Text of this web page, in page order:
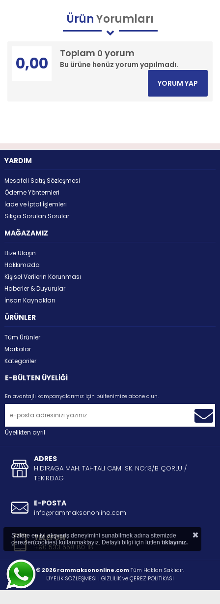
ÜrünYorumları
Toplam 0 yorum
Bu ürüne henüz yorum yapılmadı.
0,00
YORUM YAP
YARDIM
Mesafeli Satış Sözleşmesi
Ödeme Yöntemleri
İade ve İptal İşlemleri
Sıkça Sorulan Sorular
MAĞAZAMIZ
Bize Ulaşın
Hakkımızda
Kişisel Verilerin Korunması
Haberler & Duyurular
İnsan Kaynakları
ÜRÜNLER
Tüm Ürünler
Markalar
Kategoriler
E-BÜLTEN ÜYELİĞİ
En avantajlı kampanyalarımız için bültenimize abone olun.
Üyelikten ayrıl
ADRES
HIDIRAGA MAH. TAHTALI CAMI SK. NO:13/B ÇORLU /
TEKIRDAG
E-POSTA
info@rammaksononline.com
TELEFON
+90 533 558 80 18
© 2026 rammaksononline.com Tüm Hakları Saklıdır.
ÜYELİK SÖZLEŞMESİ | GİZLİLİK ve ÇEREZ POLİTİKASI
Sizlere en iyi alışveriş deneyimini sunabilmek adına sitemizde
çerezler(cookies) kullanmaktayız. Detaylı bilgi için lütfen tıklayınız. ×